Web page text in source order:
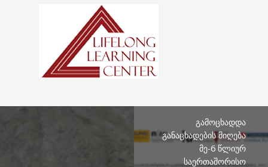
გამოცხადდა
განაცხადების მიღება
მე-6 წლიურ
საერთაშორისო